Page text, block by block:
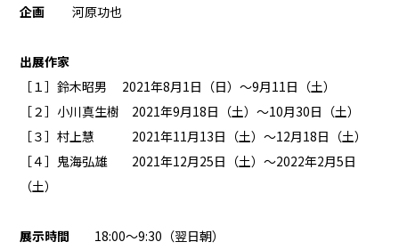
企画 河原功也
出展作家
［１］鈴木昭男 2021年8月1日（日）〜9月11日（土）
［２］小川真生樹 2021年9月18日（土）〜10月30日（土）
［３］村上慧 2021年11月13日（土）〜12月18日（土）
［４］鬼海弘雄 2021年12月25日（土）〜2022年2月5日
（土）
展示時間 18:00〜9:30（翌日朝）